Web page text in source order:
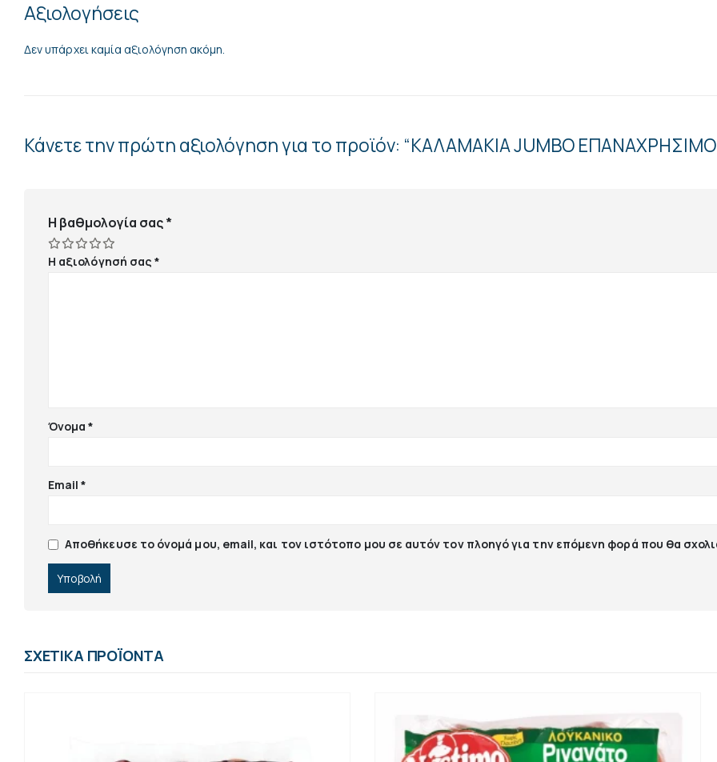
Αξιολογήσεις
Δεν υπάρχει καμία αξιολόγηση ακόμη.
Κάνετε την πρώτη αξιολόγηση για το προϊόν: “ΚΑΛΑΜΑΚΙΑ JUMBO
Η βαθμολογία σας*
Η αξιολόγησή σας*
Όνομα*
Email*
Αποθήκευσε το όνομά μου, email, και τον ιστότοπο μου σε αυτόν τον πλοηγό για την επόμενη φορά που θα
ΣΧΕΤΙΚΆ ΠΡΟΪΌΝΤΑ